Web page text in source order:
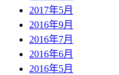
2017年5月
2016年9月
2016年7月
2016年6月
2016年5月